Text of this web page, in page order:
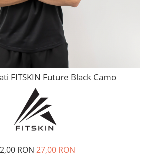
FITSKIN Future Black Camo
RON27,00 RON